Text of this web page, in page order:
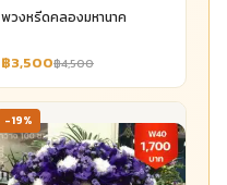
พวงหรีดคลองมหานาค
฿3,500฿4,500
-19%